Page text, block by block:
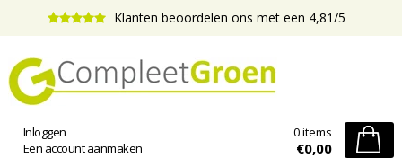
Klanten beoordelen ons met een 4,81/5
Inloggen
Een account aanmaken
0 items
€0,00